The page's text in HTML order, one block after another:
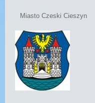
Miasto Czeski Cieszyn